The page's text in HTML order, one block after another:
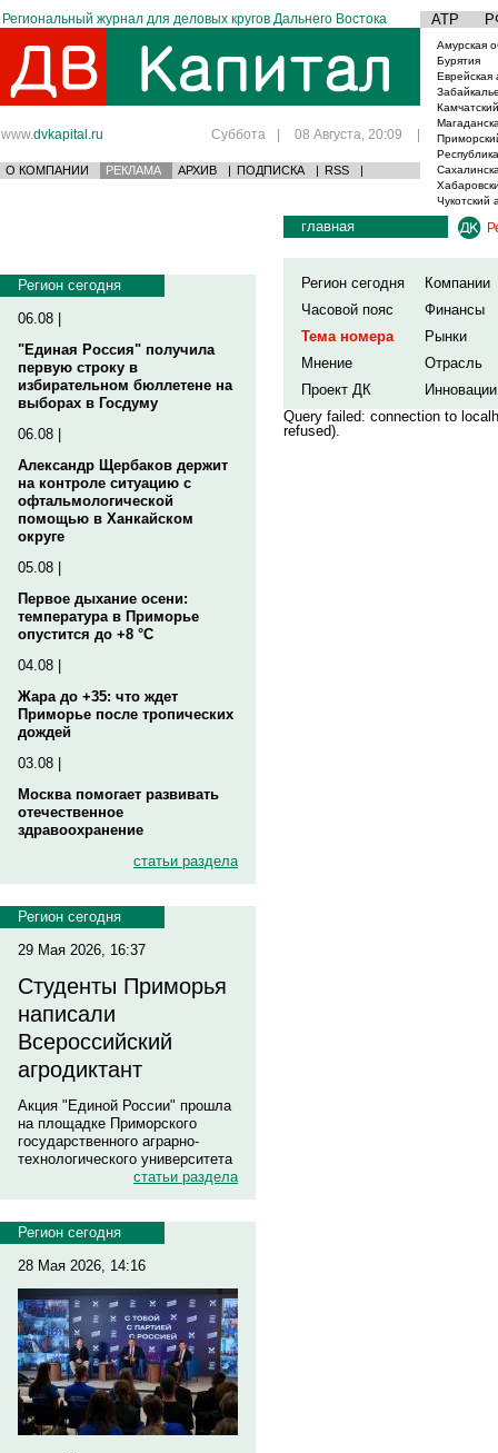
Региональный журнал для деловых кругов Дальнего Востока АТР
www.dvkapital.ru Суббота | 08 Августа, 20:09 |
О КОМПАНИИ РЕКЛАМА АРХИВ | ПОДПИСКА | RSS |
Амурская
Бурятия
Еврейская
Чукотский
Регион сегодня
06.08 |
"Единая Россия" получила
первую строку в
избирательном бюллетене на
выборах в Госдуму
06.08 |
Александр Щербаков держит
на контроле ситуацию с
офтальмологической
помощью в Ханкайском
округе
05.08 |
Первое дыхание осени:
температура в Приморье
опустится до +8 °C
04.08 |
Жара до +35: что ждет
Приморье после тропических
дождей
03.08 |
Москва помогает развивать
отечественное
здравоохранение
статьи раздела
Регион сегодня
29 Мая 2026, 16:37
Студенты Приморья
написали
Всероссийский
агродиктант
Акция "Единой России" прошла
на площадке Приморского
государственного аграрно-
технологического университета
статьи раздела
Регион сегодня
28 Мая 2026, 14:16
главная
Регион сегодня
Компании
Часовой пояс
Финансы
Тема номера
Рынки
Мнение
Отрасль
Проект ДК
Инновации
Query failed: connection to
refused).